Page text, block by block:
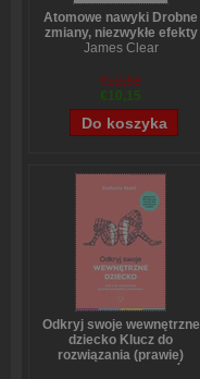
Atomowe nawyki Drobne
zmiany, niezwykłe efekty
James Clear
€12,63
€10,15
Odkryj swoje wewnętrzne
dziecko Klucz do
rozwiązania (prawie)